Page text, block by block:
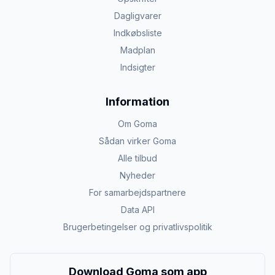
Dagligvarer
Indkøbsliste
Madplan
Indsigter
Information
Om Goma
Sådan virker Goma
Alle tilbud
Nyheder
For samarbejdspartnere
Data API
Brugerbetingelser og privatlivspolitik
Download Goma som app